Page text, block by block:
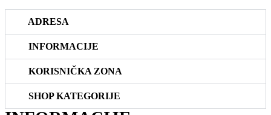
ADRESA
INFORMACIJE
KORISNIČKA ZONA
SHOP KATEGORIJE